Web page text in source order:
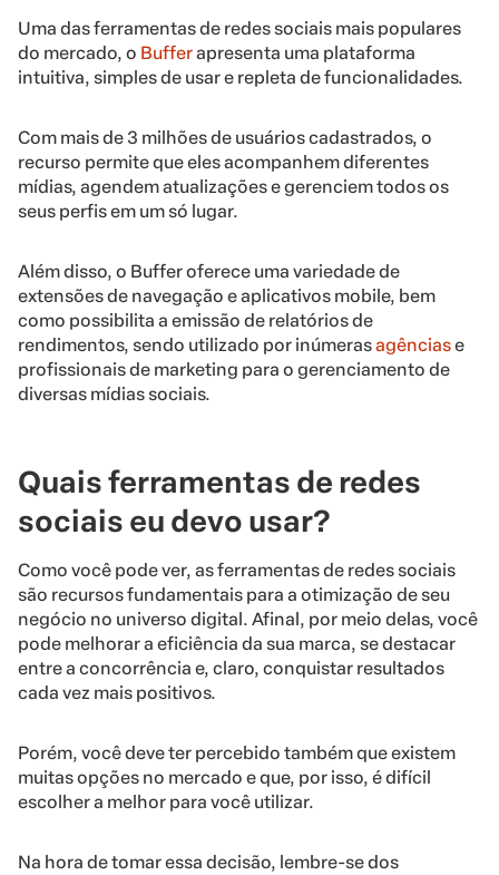
Uma das ferramentas de redes sociais mais populares
do mercado, o Bufferapresenta uma plataforma
intuitiva, simples de usar e repleta de funcionalidades.
Com mais de 3 milhões de usuários cadastrados, o
recurso permite que eles acompanhem diferentes
mídias, agendem atualizações e gerenciem todos os
seus perfis em um só lugar.
Além disso, o Buffer oferece uma variedade de
extensões de navegação e aplicativos mobile, bem
como possibilita a emissão de relatórios de
rendimentos, sendo utilizado por inúmerasagênciase
profissionais de marketing para o gerenciamento de
diversas mídias sociais.
Quais ferramentas de redes
sociais eu devo usar?
Como você pode ver, as ferramentas de redes sociais
são recursos fundamentais para a otimização de seu
negócio no universo digital. Afinal, por meio delas, você
pode melhorar a eficiência da sua marca, se destacar
entre a concorrência e, claro, conquistar resultados
cada vez mais positivos.
Porém, você deve ter percebido também que existem
muitas opções no mercado e que, por isso, é difícil
escolher a melhor para você utilizar.
Na hora de tomar essa decisão, lembre-se dos